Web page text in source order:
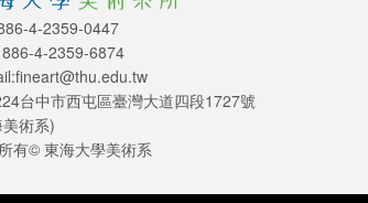
4-2359-0447
4-2359-6874
台中市西屯區臺灣大道四段1727號
術系)
有© 東海大學美術系